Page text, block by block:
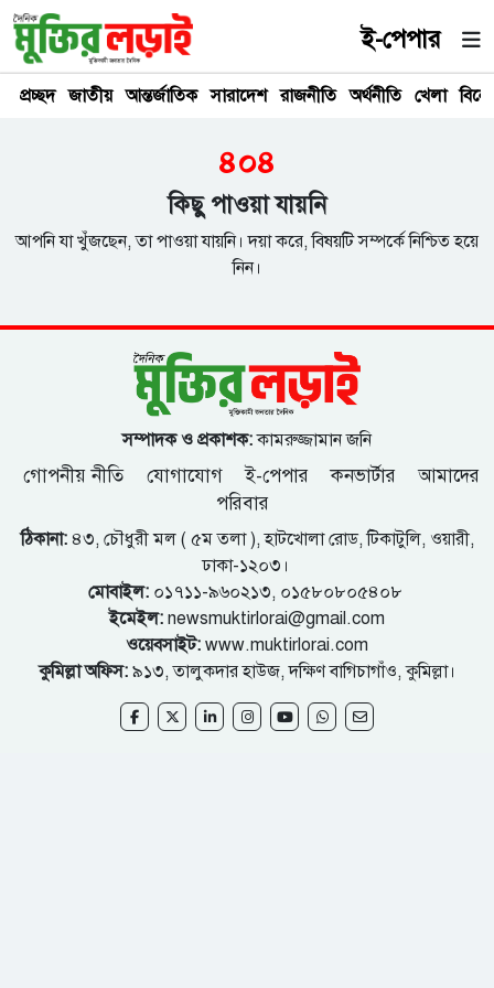
ই-পেপার
প্রচ্ছদ জাতীয় আন্তর্জাতিক সারাদেশ রাজনীতি অর্থনীতি খেলা
৪০৪
কিছু পাওয়া যায়নি
আপনি যা খুঁজছেন, তা পাওয়া যায়নি। দয়া করে, বিষয়টি সম্পর্কে নিশ্চিত হয়ে
নিন।
সম্পাদক ও প্রকাশক:কামরুজ্জামান জনি
গোপনীয় নীতি যোগাযোগ ই-পেপার কনভার্টার
আমাদের
পরিবার
ঠিকানা:৪৩, চৌধুরী মল ( ৫ম তলা ), হাটখোলা রোড, টিকাটুলি, ওয়ারী,
ঢাকা-১২০৩।
মোবাইল:০১৭১১-৯৬০২১৩, ০১৫৮০৮০৫৪০৮
ইমেইল: newsmuktirlorai@gmail.com
ওয়েবসাইট: www.muktirlorai.com
কুমিল্লা অফিস: ৯১৩, তালুকদার হাউজ, দক্ষিণ বাগিচাগাঁও, কুমিল্লা।